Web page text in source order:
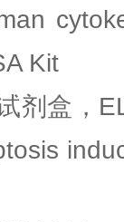
Kit
剂盒，